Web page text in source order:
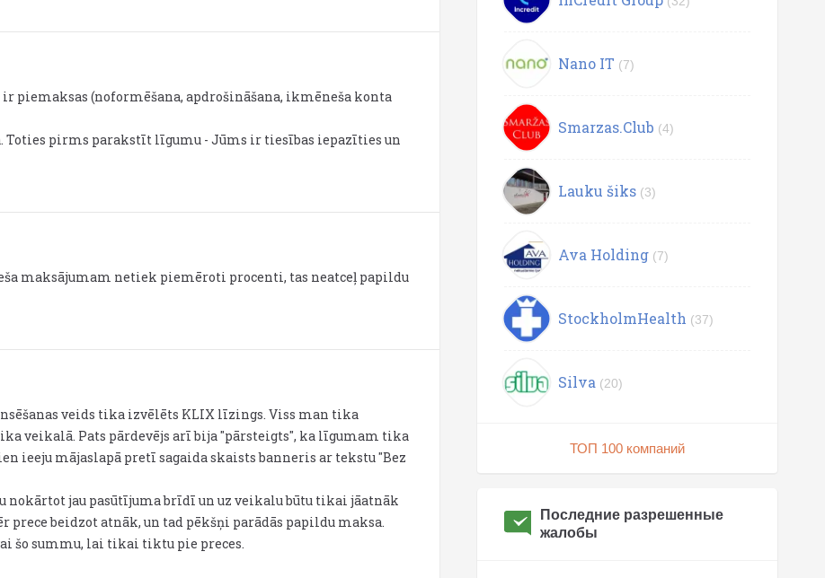
piemaksas (noformēšana, apdrošināšana, ikmēneša konta
pirms parakstīt līgumu - Jūms ir tiesības iepazīties un
maksājumam netiek piemēroti procenti, tas neatceļ papildu
veids tika izvēlēts KLIX līzings. Viss man tika
veikalā. Pats pārdevējs arī bija "pārsteigts", ka līgumam tika
ieeju mājaslapā pretī sagaida skaists banneris ar tekstu "Bez
nokārtot jau pasūtījuma brīdī un uz veikalu būtu tikai jāatnāk
prece beidzot atnāk, un tad pēkšņi parādās papildu maksa.
šo summu, lai tikai tiktu pie preces.
Nano IT (7)
Smarzas.Club (4)
Lauku šiks (3)
Ava Holding (7)
StockholmHealth (37)
Silva (20)
ТОП 100 компаний
Последние разрешенные
жалобы